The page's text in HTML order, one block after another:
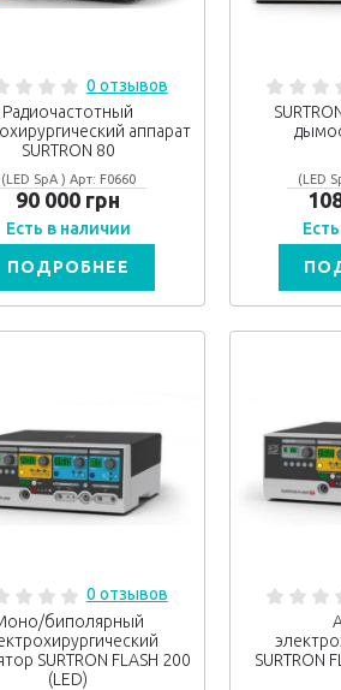
0 отзывов
Радиочастотный
аппарат
SURTRON 80
(LED SpA ) Арт: F0660
90 000 грн
Есть в наличии
ПОДРОБНЕЕ
(LED
0 отзывов
биполярный
SURTRON FLASH 200
(LED)
SURTRON